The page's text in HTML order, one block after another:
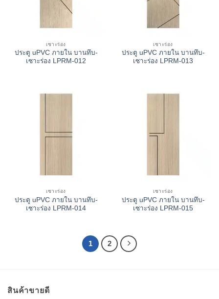
เซาะร่อง
ประตู uPVC ภายใน บานทึบ-
เซาะร่อง LPRM-012
เซาะร่อง
ประตู uPVC ภายใน บานทึบ-
เซาะร่อง LPRM-013
เซาะร่อง
ประตู uPVC ภายใน บานทึบ-
เซาะร่อง LPRM-014
เซาะร่อง
ประตู uPVC ภายใน บานทึบ-
เซาะร่อง LPRM-015
1 2
สินค้าขายดี